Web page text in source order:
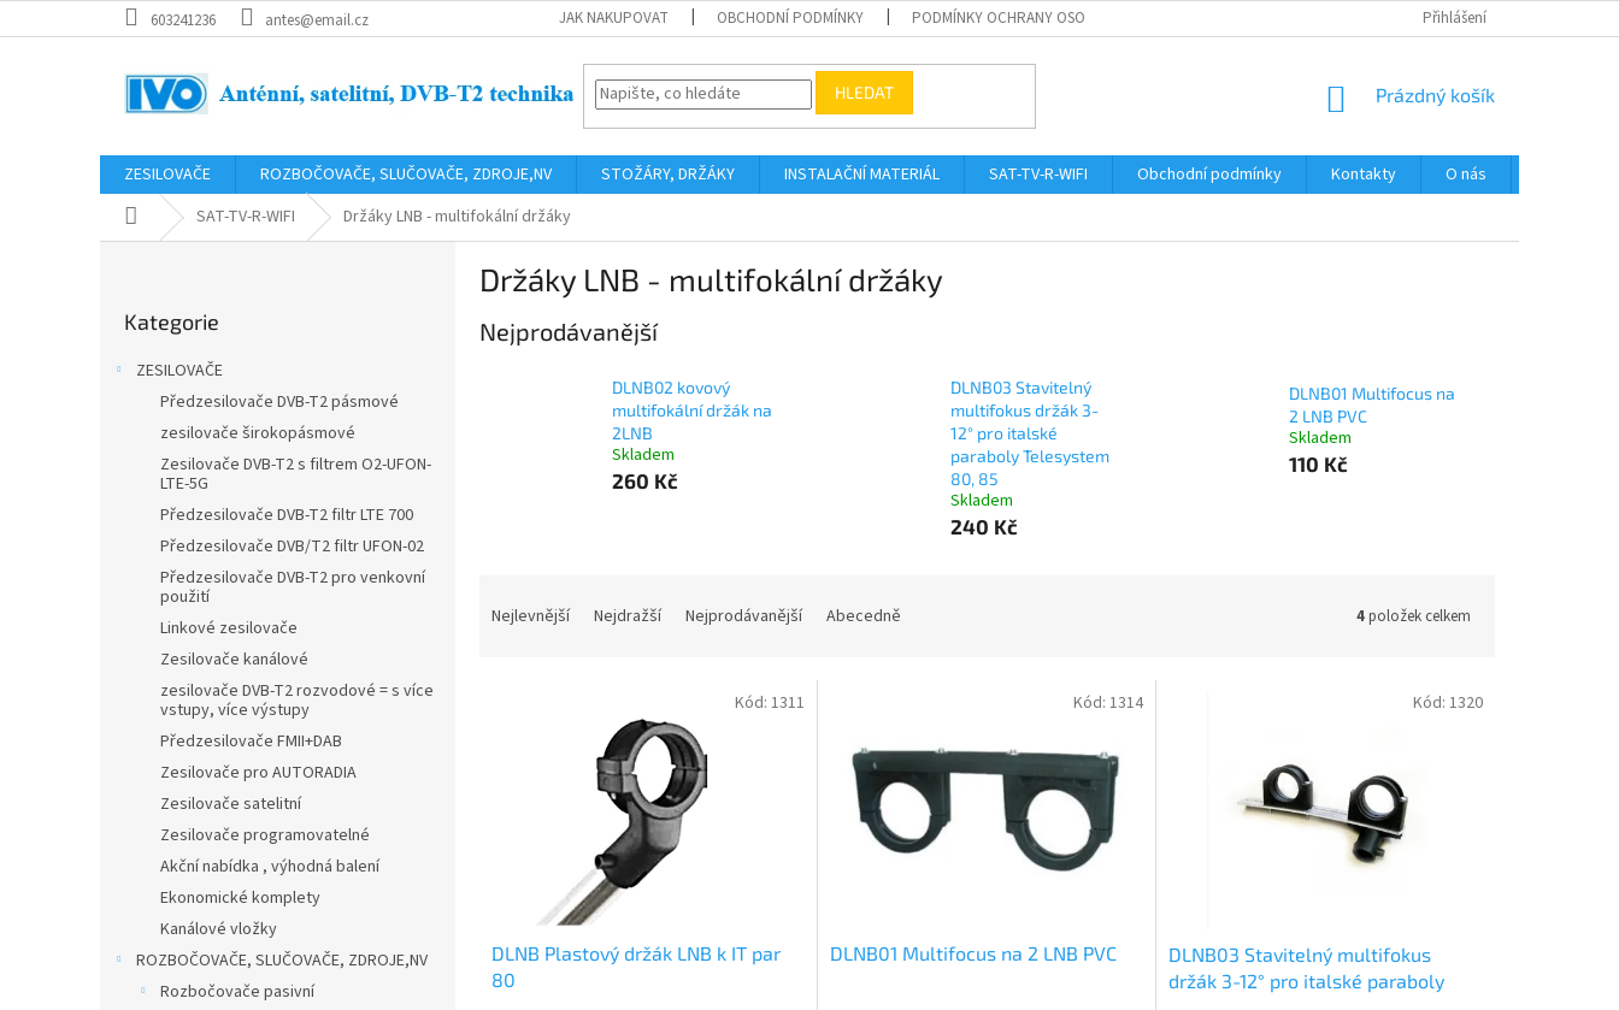
na
603241236 antes@email.cz JAK NAKUPOVAT OBCHODNÍ PODMÍNKY PODMÍNKY OCHRANY OSOBNÍCH ÚDAJŮ Přihlášení
HLEDAT
NÁKUPNÍ
Prázdný košík
ZESILOVAČE ROZBOČOVAČE, SLUČOVAČE, ZDROJE,NV STOŽÁRY, DRŽÁKY INSTALAČNÍ MATERIÁL SAT-TV-R-WIFI Obchodní podmínky Kontakty O nás
Domů SAT-TV-R-WIFI Držáky LNB - multifokální držáky
kategorie
Kategorie
ZESILOVAČE
Předzesilovače DVB-T2 pásmové
zesilovače širokopásmové
Zesilovače DVB-T2 s filtrem O2-UFON-
LTE-5G
Předzesilovače DVB-T2 filtr LTE 700
Předzesilovače DVB/T2 filtr UFON-02
Předzesilovače DVB-T2 pro venkovní
použití
Linkové zesilovače
Zesilovače kanálové
zesilovače DVB-T2 rozvodové = s více
vstupy, více výstupy
Předzesilovače FMII+DAB
Zesilovače pro AUTORADIA
Zesilovače satelitní
Zesilovače programovatelné
Akční nabídka , výhodná balení
Ekonomické komplety
Kanálové vložky
ROZBOČOVAČE, SLUČOVAČE, ZDROJE,NV
Rozbočovače pasivní
Držáky LNB - multifokální držáky
Nejprodávanější
DLNB02 kovový
multifokální držák na
2LNB
Skladem
260 Kč
DLNB03 Stavitelný
multifokus držák 3-
12° pro italské
paraboly Telesystem
80, 85
Skladem
240 Kč
DLNB01 Multifocus na
2 LNB PVC
Skladem
110 Kč
Nejlevnější Nejdražší Nejprodávanější Abecedně 4položek celkem
DLNB Plastový držák LNB k IT par
80
Kód: 1311
DLNB01 Multifocus na 2 LNB PVC
Kód: 1314
DLNB03 Stavitelný multifokus
držák 3-12° pro italské paraboly
Kód: 1320